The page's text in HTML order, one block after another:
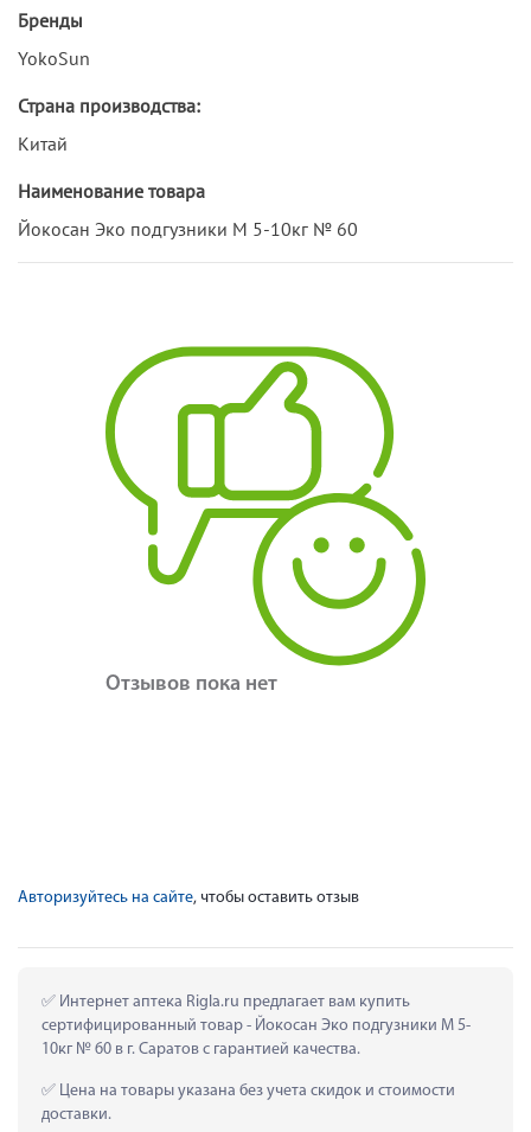
Бренды
YokoSun
Страна производства:
Китай
Наименование товара
Йокосан Эко подгузники М 5-10кг № 60
Отзывов пока нет
Авторизуйтесь на сайте, чтобы оставить отзыв
Интернет аптека Rigla.ru предлагает вам купить
сертифицированный товар - Йокосан Эко подгузники М 5-
10кг № 60 в г. Саратов с гарантией качества.
Цена на товары указана без учета скидок и стоимости
доставки.